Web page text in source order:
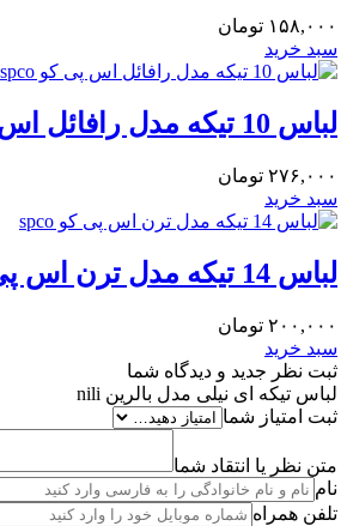
۱۵۸,۰۰۰ تومان
سبد خرید
لباس 10 تیکه مدل رافائل اس پی کو spco
۲۷۶,۰۰۰ تومان
سبد خرید
لباس 14 تیکه مدل ترن اس پی کو spco
۲۰۰,۰۰۰ تومان
سبد خرید
ثبت نظر جدید و دیدگاه شما
لباس تیکه ای نیلی مدل بالرین nili
ثبت امتیاز شما
متن نظر یا انتقاد شما
نام
تلفن همراه